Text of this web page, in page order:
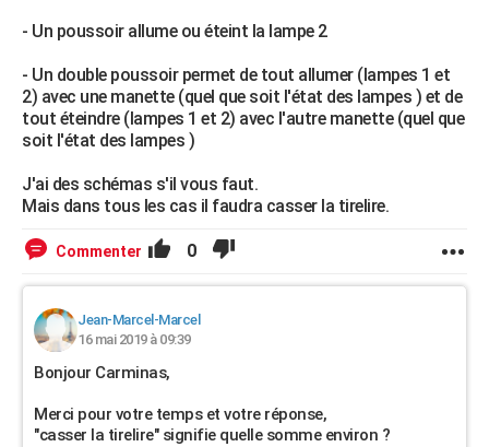
- Un poussoir allume ou éteint la lampe 2
- Un double poussoir permet de tout allumer (lampes 1 et
2) avec une manette (quel que soit l'état des lampes ) et de
tout éteindre (lampes 1 et 2) avec l'autre manette (quel que
soit l'état des lampes )
J'ai des schémas s'il vous faut.
Mais dans tous les cas il faudra casser la tirelire.
Commenter 0
Jean-Marcel-Marcel
16 mai 2019 à 09:39
Bonjour Carminas,
Merci pour votre temps et votre réponse,
"casser la tirelire" signifie quelle somme environ ?